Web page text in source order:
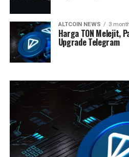
ALTCOIN NEWS 3
Harga TON Melejit,
Upgrade Telegram